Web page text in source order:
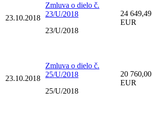
23.10.2018
Zmluva o dielo č.
23/U/2018
23/U/2018
24 649,49
EUR
23.10.2018
Zmluva o dielo č.
25/U/2018
25/U/2018
20 760,00
EUR